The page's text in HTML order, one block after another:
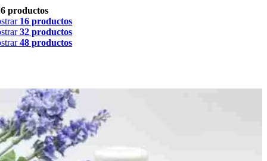
productos
16 productos
32 productos
48 productos